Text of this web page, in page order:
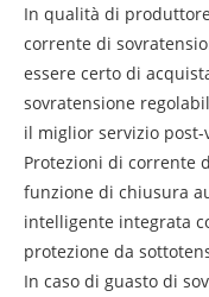
In qualità di
corrente di
essere certo di
sovratensione
il miglior servizio
Protezioni di corrente
funzione di chiusura
intelligente integrata
protezione da
In caso di guasto di